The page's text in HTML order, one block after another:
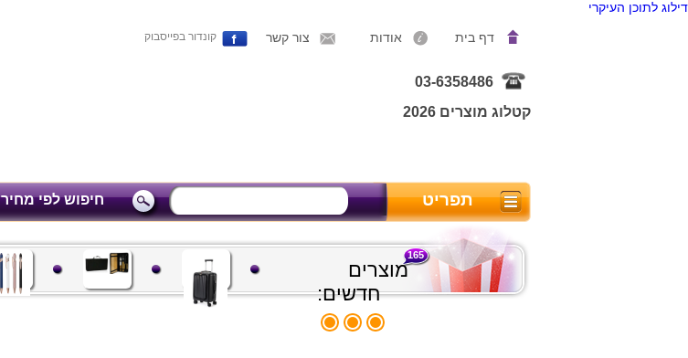
דילוג לתוכן העיקרי
דף בית אודות צור קשר קונדור בפייסבוק
03-6358486
קטלוג מוצרים 2026
תפריט חיפוש לפי מחיר
מוצרים
חדשים:
165